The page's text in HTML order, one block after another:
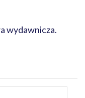
wydawnicza.